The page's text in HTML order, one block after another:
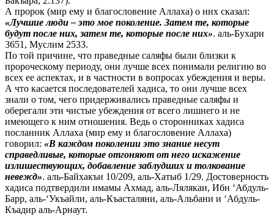
А пророк (мир ему и благословение Аллаха) о них сказал:
«Лучшие люди – это мое поколение. Затем те, которые
будут после них, затем те, которые после них». аль-Бухари
3651, Муслим 2533.
По той причине, что праведные саляфы были близки к
пророческому периоду, они лучше всех понимали религию во
всех ее аспектах, и в частности в вопросах убеждения и веры.
А что касается последователей хадиса, то они лучше всех
знали о том, чего придерживались праведные саляфы и
оберегали эти чистые убеждения от всего лишнего и не
имеющего к ним отношения. Ведь о сторонниках хадиса
посланник Аллаха (мир ему и благословение Аллаха)
говорил: «В каждом поколении это знание несут
справедливые, которые отгоняют от него искажение
излишествующих, добавление заблудших и толкование
невежд». аль-Байхакъи 10/209, аль-Хатыб 1/29. Достоверность
хадиса подтвердили имамы Ахмад, аль-Лялякаи, Ибн ‘Абдуль-
Барр, аль-‘Укъайли, аль-Къасталяни, аль-Альбани и ‘Абдуль-
Къадир аль-Арнаут.